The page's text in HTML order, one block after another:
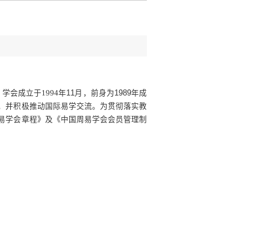
会成立于1994年11月，前身为1989年成
并积极推动国际易学交流。为贯彻落实教
会章程》及《中国周易学会会员管理制